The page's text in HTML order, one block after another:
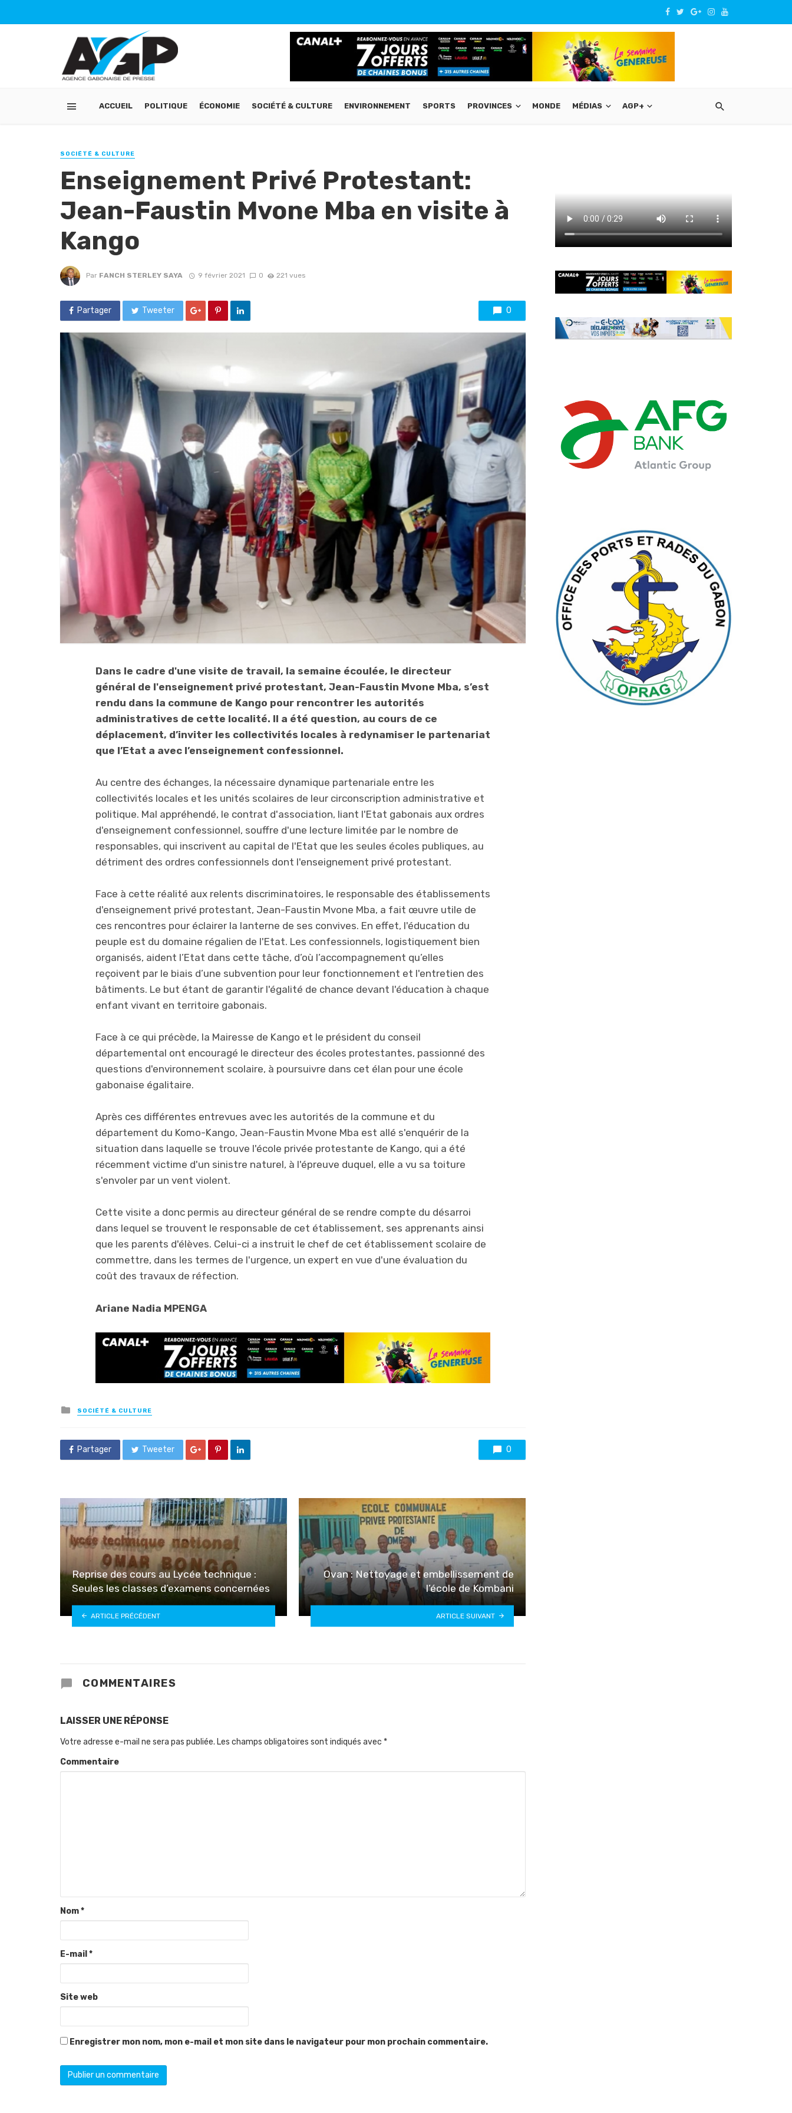
ACCUEIL POLITIQUE ÉCONOMIE SOCIÉTÉ & CULTURE ENVIRONNEMENT SPORTS PROVINCES MONDE MÉDIAS AGP+
SOCIÉTÉ & CULTURE
Enseignement Privé Protestant:
Jean-Faustin Mvone Mba en visite à
Kango
Par FANCH STERLEY SAYA 9 février 2021 0 221 vues
Partager Tweeter 0
Dans le cadre d'une visite de travail, la semaine écoulée, le directeur
général de l'enseignement privé protestant, Jean-Faustin Mvone Mba, s’est
rendu dans la commune de Kango pour rencontrer les autorités
administratives de cette localité. Il a été question, au cours de ce
déplacement, d’inviter les collectivités locales à redynamiser le partenariat
que l’Etat a avec l’enseignement confessionnel.
Au centre des échanges, la nécessaire dynamique partenariale entre les
collectivités locales et les unités scolaires de leur circonscription administrative et
politique. Mal appréhendé, le contrat d'association, liant l'Etat gabonais aux ordres
d'enseignement confessionnel, souffre d'une lecture limitée par le nombre de
responsables, qui inscrivent au capital de l'Etat que les seules écoles publiques, au
détriment des ordres confessionnels dont l'enseignement privé protestant.
Face à cette réalité aux relents discriminatoires, le responsable des établissements
d'enseignement privé protestant, Jean-Faustin Mvone Mba, a fait œuvre utile de
ces rencontres pour éclairer la lanterne de ses convives. En effet, l'éducation du
peuple est du domaine régalien de l'Etat. Les confessionnels, logistiquement bien
organisés, aident l’Etat dans cette tâche, d’où l’accompagnement qu’elles
reçoivent par le biais d’une subvention pour leur fonctionnement et l'entretien des
bâtiments. Le but étant de garantir l'égalité de chance devant l'éducation à chaque
enfant vivant en territoire gabonais.
Face à ce qui précède, la Mairesse de Kango et le président du conseil
départemental ont encouragé le directeur des écoles protestantes, passionné des
questions d'environnement scolaire, à poursuivre dans cet élan pour une école
gabonaise égalitaire.
Après ces différentes entrevues avec les autorités de la commune et du
département du Komo-Kango, Jean-Faustin Mvone Mba est allé s'enquérir de la
situation dans laquelle se trouve l'école privée protestante de Kango, qui a été
récemment victime d'un sinistre naturel, à l'épreuve duquel, elle a vu sa toiture
s'envoler par un vent violent.
Cette visite a donc permis au directeur général de se rendre compte du désarroi
dans lequel se trouvent le responsable de cet établissement, ses apprenants ainsi
que les parents d'élèves. Celui-ci a instruit le chef de cet établissement scolaire de
commettre, dans les termes de l'urgence, un expert en vue d'une évaluation du
coût des travaux de réfection.
Ariane Nadia MPENGA
Posted
in
SOCIÉTÉ & CULTURE
Partager Tweeter 0
Reprise des cours au Lycée technique :
Seules les classes d’examens concernées
ARTICLE PRÉCÉDENT
Ovan : Nettoyage et embellissement de
l’école de Kombani
ARTICLE SUIVANT
COMMENTAIRES
LAISSER UNE RÉPONSE
Votre adresse e-mail ne sera pas publiée. Les champs obligatoires sont indiqués avec *
Commentaire
Nom*
E-mail *
Site web
Enregistrer mon nom, mon e-mail et mon site dans le navigateur pour mon prochain commentaire.